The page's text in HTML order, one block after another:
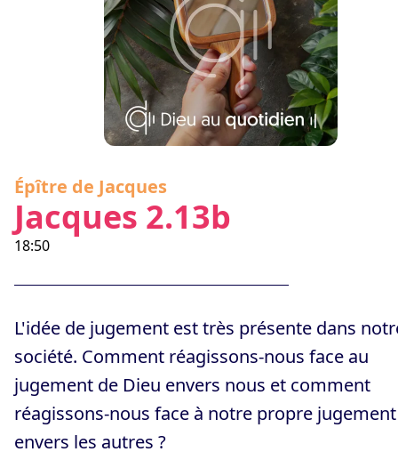
Épître de Jacques
Jacques 2.13b
18:50
L'idée de jugement est très présente dans
société. Comment réagissons-nous face au
jugement de Dieu envers nous et comment
réagissons-nous face à notre propre jugement
envers les autres ?